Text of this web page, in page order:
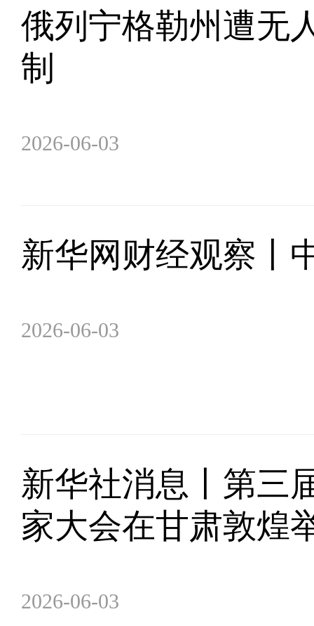
俄列宁格勒州遭无
制
2026-06-03
新华网财经观察丨
2026-06-03
新华社消息丨第三
家大会在甘肃敦煌
2026-06-03